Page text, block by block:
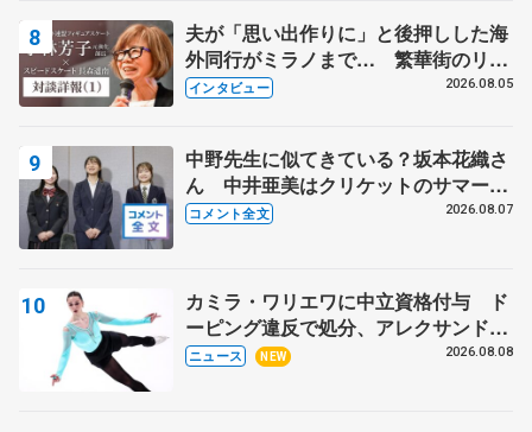
夫が「思い出作りに」と後押しした海
外同行がミラノまで… 繁華街のリン
クでは不良のお兄さんも味方に 小林
インタビュー 2026.08.05
中野先生に似てきている？坂本花織さ
ん 中井亜美はクリケットのサマーキ
ャンプに 島田麻央はたくさん試合に
コメント全文 2026.08.07
カミラ・ワリエワに中立資格付与 ド
ーピング違反で処分、アレクサンド
ラ・イグナトワも
ニュース NEW 2026.08.08